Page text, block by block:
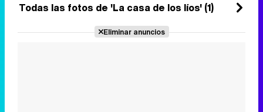
Todas las fotos de 'La casa de los líos' (1)
Eliminar anuncios